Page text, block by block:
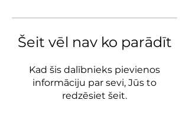
Šeit vēl nav ko parādīt
Kad šis dalībnieks pievienos
informāciju par sevi, Jūs to
redzēsiet šeit.